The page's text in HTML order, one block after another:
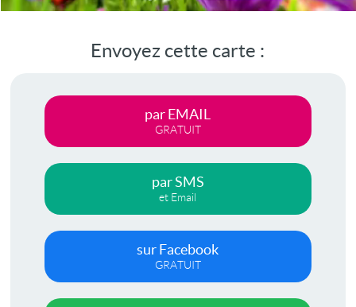
vidéo
Envoyez cette carte :
par EMAIL
GRATUIT
par SMS
et Email
sur Facebook
GRATUIT